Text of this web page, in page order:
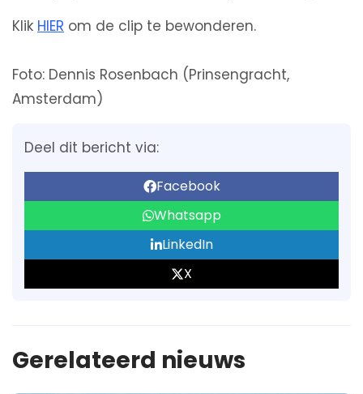
Klik HIER om de clip te bewonderen.
Foto: Dennis Rosenbach (Prinsengracht,
Amsterdam)
Deel dit bericht via:
Facebook
Whatsapp
LinkedIn
X
Gerelateerd nieuws